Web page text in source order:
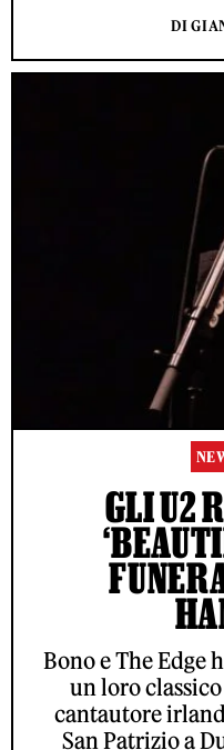
DI
GLI U2
Bono e The Edge
un loro
cantautore
San Patrizio a